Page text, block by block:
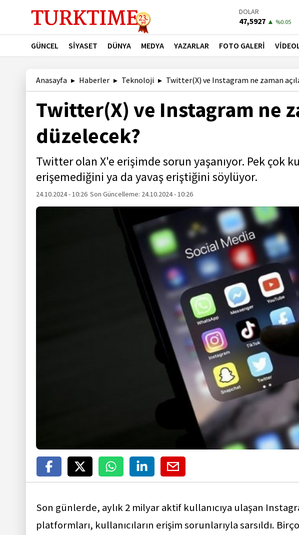
DOLAR
47,5927 ▲ %0.05
BIST-100
13798,82 ▲ %0.7
GÜNCEL SİYASET DÜNYA MEDYA YAZARLAR FOTO GALERİ
Anasayfa Haberler Teknoloji Twitter(X) ve Instagram ne zaman
Twitter(X) ve Instagram ne
düzelecek?
Twitter olan X'e erişimde sorun yaşanıyor. Pek çok
erişemediğini ya da yavaş eriştiğini söylüyor.
24.10.2024 - 10:26 Son Güncelleme: 24.10.2024 - 10:26
Son günlerde, aylık 2 milyar aktif kullanıcıya ulaşan
platformları, kullanıcıların erişim sorunlarıyla sarsıldı.